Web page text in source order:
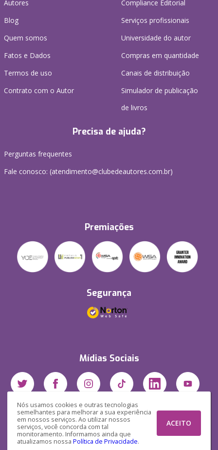
Nós usamos cookies e outras tecnologias
semelhantes para melhorar a sua experiência
em nossos serviços. Ao utilizar nossos
serviços, você concorda com tal
monitoramento. Informamos ainda que
atualizamos nossa Política de Privacidade.
ACEITO
Autores
Blog
Quem somos
Fatos e Dados
Termos de uso
Contrato com o Autor
Compliance Editorial
Serviços profissionais
Universidade do autor
Compras em quantidade
Canais de distribuição
Simulador de publicação
de livros
Precisa de ajuda?
Perguntas frequentes
Fale conosco: (atendimento@clubedeautores.com.br)
Premiações
Segurança
Mídias Sociais